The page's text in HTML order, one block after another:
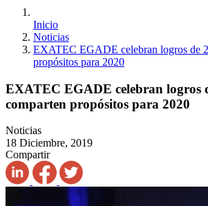
Inicio
Noticias
EXATEC EGADE celebran logros de
propósitos para 2020
EXATEC EGADE celebran logros
comparten propósitos para 2020
Noticias
18 Diciembre, 2019
Compartir